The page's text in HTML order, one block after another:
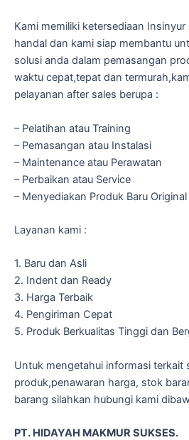
Kami memiliki ketersediaan
handal dan kami siap membantu
solusi anda dalam pemasangan
waktu cepat,tepat dan
pelayanan after sales berupa :
– Pelatihan atau Training
– Pemasangan atau Instalasi
– Maintenance atau Perawatan
– Perbaikan atau Service
– Menyediakan Produk Baru
Layanan kami :
1. Baru dan Asli
2. Indent dan Ready
3. Harga Terbaik
4. Pengiriman Cepat
5. Produk Berkualitas Tinggi dan
Untuk mengetahui informasi terkait
produk,penawaran harga, stok
barang silahkan hubungi kami
PT. HIDAYAH MAKMUR SUKSES.